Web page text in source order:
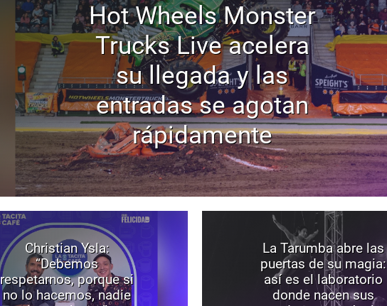
Hot Wheels Monster
Trucks Live acelera
su llegada y las
entradas se agotan
rápidamente
Christian Ysla:
“Debemos
respetarnos, porque si
no lo hacemos, nadie
La Tarumba abre las
puertas de su magia:
así es el laboratorio
donde nacen sus